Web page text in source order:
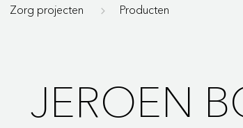
Zorg projecten Producten
JEROEN